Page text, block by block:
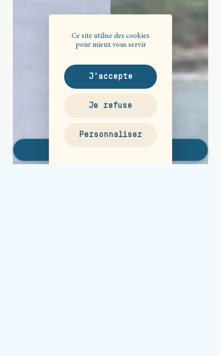
Ce site utilise des cookies
pour mieux vous servir
J'accepte
Je refuse
Personnaliser